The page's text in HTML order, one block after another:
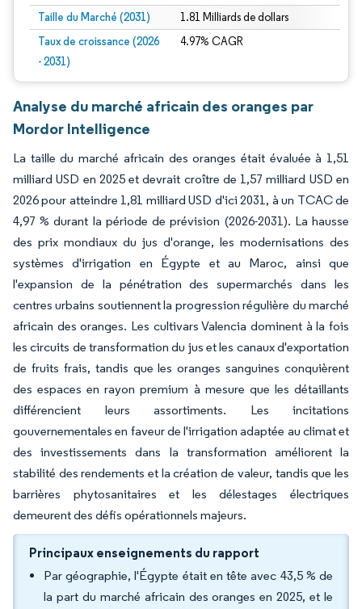
Taille du Marché (2031) 1.81 Milliards de dollars
Taux de croissance (2026
- 2031)
4.97% CAGR
Analyse du marché africain des oranges par
Mordor Intelligence
La taille du marché africain des oranges était évaluée à 1,51
milliard USD en 2025 et devrait croître de 1,57 milliard USD en
2026 pour atteindre 1,81 milliard USD d'ici 2031, à un TCAC de
4,97 % durant la période de prévision (2026-2031). La hausse
des prix mondiaux du jus d'orange, les modernisations des
systèmes d'irrigation en Égypte et au Maroc, ainsi que
l'expansion de la pénétration des supermarchés dans les
centres urbains soutiennent la progression régulière du marché
africain des oranges. Les cultivars Valencia dominent à la fois
les circuits de transformation du jus et les canaux d'exportation
de fruits frais, tandis que les oranges sanguines conquièrent
des espaces en rayon premium à mesure que les détaillants
différencient leurs assortiments. Les incitations
gouvernementales en faveur de l'irrigation adaptée au climat et
des investissements dans la transformation améliorent la
stabilité des rendements et la création de valeur, tandis que les
barrières phytosanitaires et les délestages électriques
demeurent des défis opérationnels majeurs.
Principaux enseignements du rapport
Par géographie, l'Égypte était en tête avec 43,5 % de
la part du marché africain des oranges en 2025, et le